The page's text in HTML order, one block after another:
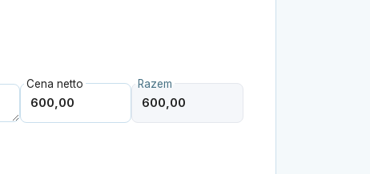
Cena netto Razem